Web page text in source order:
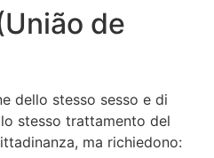
de
dello stesso sesso e di
stesso trattamento del
ma richiedono: